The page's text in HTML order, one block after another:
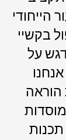
הייחודי
בקשיי
על
הוראה
תכנות